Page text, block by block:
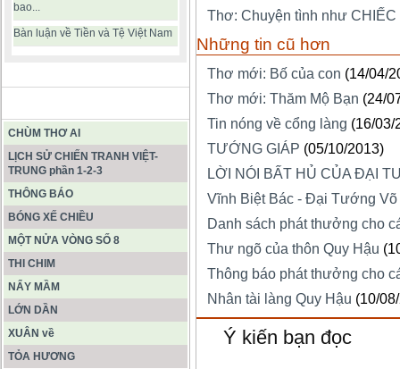
bao...
Bàn luận về Tiền và Tệ Việt Nam
CHÙM THƠ AI
LỊCH SỬ CHIẾN TRANH VIỆT-
TRUNG phần 1-2-3
THÔNG BÁO
BÓNG XẾ CHIỀU
MỘT NỬA VÒNG SỐ 8
THI CHIM
NẨY MẦM
LỚN DẦN
XUÂN về
TỎA HƯƠNG
Thơ: Chuyện tình như CHIẾC
Những tin cũ hơn
Thơ mới: Bố của con (14/04/
Thơ mới: Thăm Mộ Bạn (24/
Tin nóng về cổng làng (16/03/
TƯỚNG GIÁP (05/10/2013)
LỜI NÓI BẤT HỦ CỦA ĐẠI
Vĩnh Biệt Bác - Đại Tướng Võ
Danh sách phát thưởng cho
Thư ngõ của thôn Quy Hậu
Thông báo phát thưởng cho
Nhân tài làng Quy Hậu (10/
Ý kiến bạn đọc